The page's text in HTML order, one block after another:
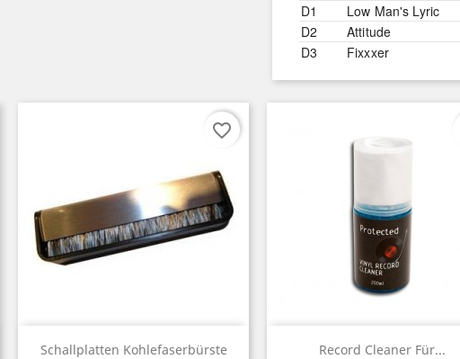
D1
Low Man's Lyric
D2
Attitude
D3
Fixxxer
Schallplatten Kohlefaserbürste
Vorschau
favorite_border
Record Cleaner Für...
Vorschau